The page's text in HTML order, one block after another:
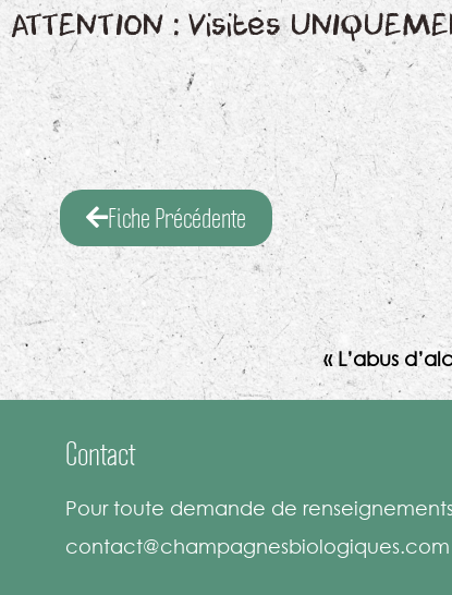
ATTENTION : Visites
Fiche Précédente
« L’abus
Contact
Pour toute demande de
contact@champagnesbiologiques.com